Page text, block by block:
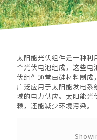
太阳能光伏组件是一种
个光伏电池组成，这些
伏组件通常由硅材料制
广泛应用于太阳能发电
域的电力供应。太阳能光
赖，还能减少环境污染。